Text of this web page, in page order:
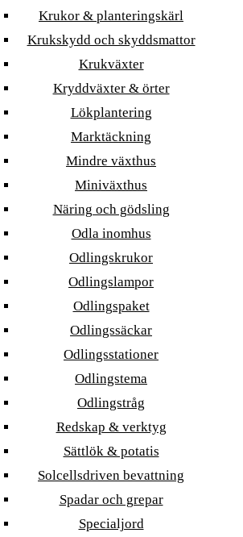
Krukor & planteringskärl
Krukskydd och skyddsmattor
Krukväxter
Kryddväxter & örter
Lökplantering
Marktäckning
Mindre växthus
Miniväxthus
Näring och gödsling
Odla inomhus
Odlingskrukor
Odlingslampor
Odlingspaket
Odlingssäckar
Odlingsstationer
Odlingstema
Odlingstråg
Redskap & verktyg
Sättlök & potatis
Solcellsdriven bevattning
Spadar och grepar
Specialjord